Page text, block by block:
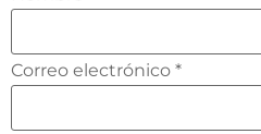
Correo electrónico *